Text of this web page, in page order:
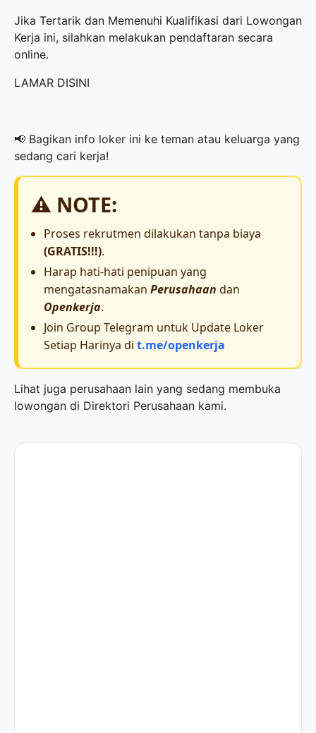
Jika Tertarik dan Memenuhi Kualifikasi dari Lowongan
Kerja ini, silahkan melakukan pendaftaran secara
online.
LAMAR DISINI
📢 Bagikan info loker ini ke teman atau keluarga yang
sedang cari kerja!
⚠️ NOTE:
Proses rekrutmen dilakukan tanpa biaya
(GRATIS!!!).
Harap hati-hati penipuan yang
mengatasnamakan Perusahaan dan
Openkerja.
Join Group Telegram untuk Update Loker
Setiap Harinya di t.me/openkerja
Lihat juga perusahaan lain yang sedang membuka
lowongan di Direktori Perusahaan kami.